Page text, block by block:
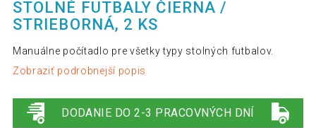
STOLNÉ FUTBALY ČIERNA /
STRIEBORNÁ, 2 KS
Manuálne počítadlo pre všetky typy stolných futbalov.
Zobraziť podrobnejší popis
DODANIE DO 2-3 PRACOVNÝCH DNÍ